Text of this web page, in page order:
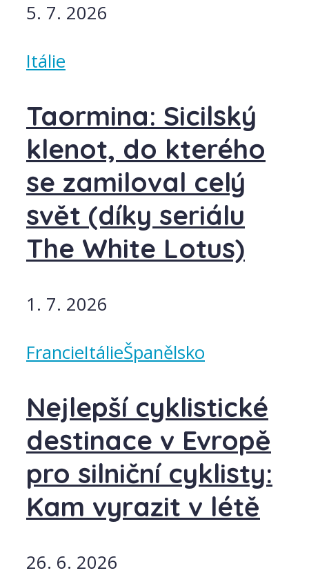
5. 7. 2026
Itálie
Taormina: Sicilský
klenot, do kterého
se zamiloval celý
svět (díky seriálu
The White Lotus)
1. 7. 2026
FrancieItálieŠpanělsko
Nejlepší cyklistické
destinace v Evropě
pro silniční cyklisty:
Kam vyrazit v létě
26. 6. 2026